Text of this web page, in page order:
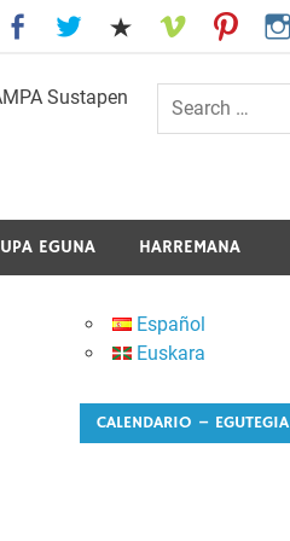
UPA EGUNA HARREMANA
Español
Euskara
CALENDARIO – EGUTEGIA